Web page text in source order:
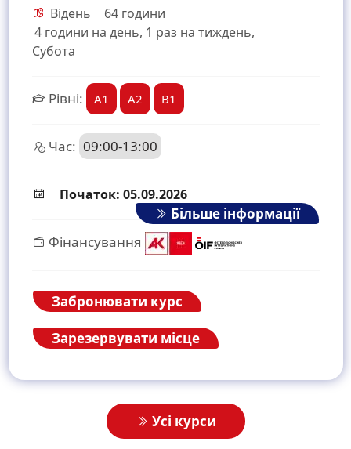
Відень
64 години
4 години на день, 1 раз на тиждень,
Субота
Рівні: A1 A2 B1
Час: 09:00-13:00
Початок: 05.09.2026
Більше інформації
Фінансування
Забронювати курс
Зарезервувати місце
Усі курси